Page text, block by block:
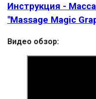
Инструкция -
"Massage Magic
Видео обзор: